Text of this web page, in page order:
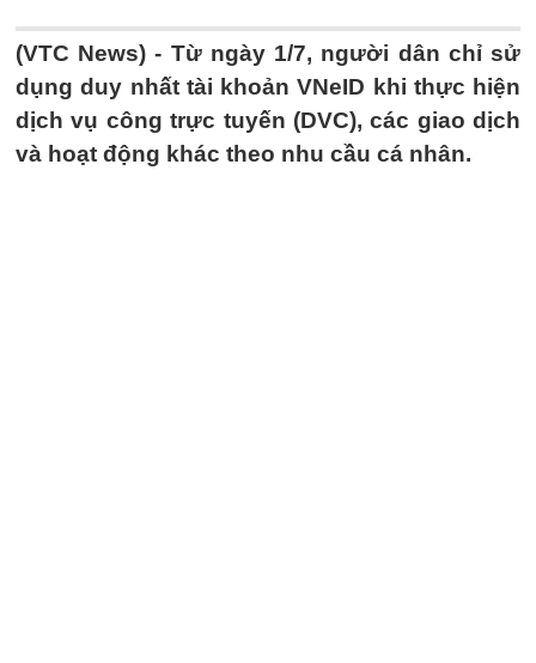
(VTC News) - Từ ngày 1/7, người dân chỉ sử
dụng duy nhất tài khoản VNeID khi thực hiện
dịch vụ công trực tuyến (DVC), các giao dịch
và hoạt động khác theo nhu cầu cá nhân.